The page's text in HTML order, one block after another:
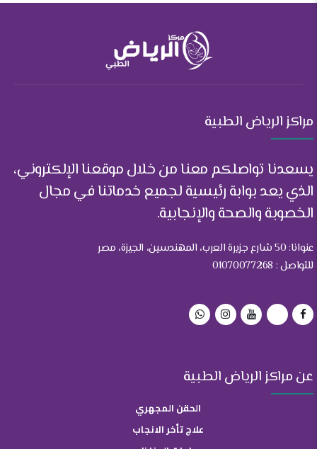
مراكز الرياض الطبية
يسعدنا تواصلكم معنا من خلال موقعنا الإلكتروني،
الذي يعد بوابة رئيسية لجميع خدماتنا في مجال
الخصوبة والصحة والإنجابية.
عنوانا: 50 شارع جزيرة العرب، المهندسين، الجيزة، مصر
للتواصل : 01070077268
عن مراكز الرياض الطبية
الحقن المجهري
علاج تأخر الانجاب